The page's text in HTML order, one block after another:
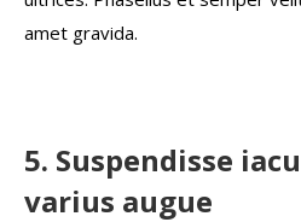
amet gravida.
5. Suspendisse
varius augue